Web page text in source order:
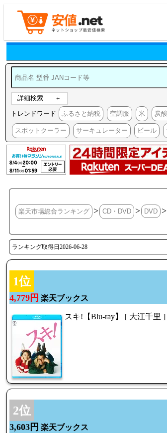
詳細検索
トレンドワード ふるさと納税 空調服 米 炭
スポットクーラー サーキュレーター ビール
楽天市場総合ランキング > CD・DVD > DVD
ランキング取得日2026-06-28
1位
4,779円 楽天ブックス
スキ!【Blu-ray】 [ 大江千里 ]
2位
3,603円 楽天ブックス